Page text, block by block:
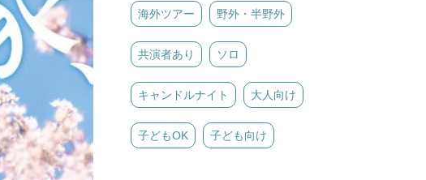
海外ツアー 野外・半野外
共演者あり ソロ
キャンドルナイト 大人向け
子どもOK 子ども向け